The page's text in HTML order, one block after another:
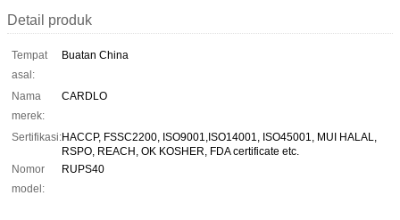
Detail produk
Tempat
asal:
Buatan China
Nama
merek:
CARDLO
Sertifikasi:HACCP, FSSC2200, ISO9001,ISO14001, ISO45001, MUI HALAL,
RSPO, REACH, OK KOSHER, FDA certificate etc.
Nomor
model:
RUPS40